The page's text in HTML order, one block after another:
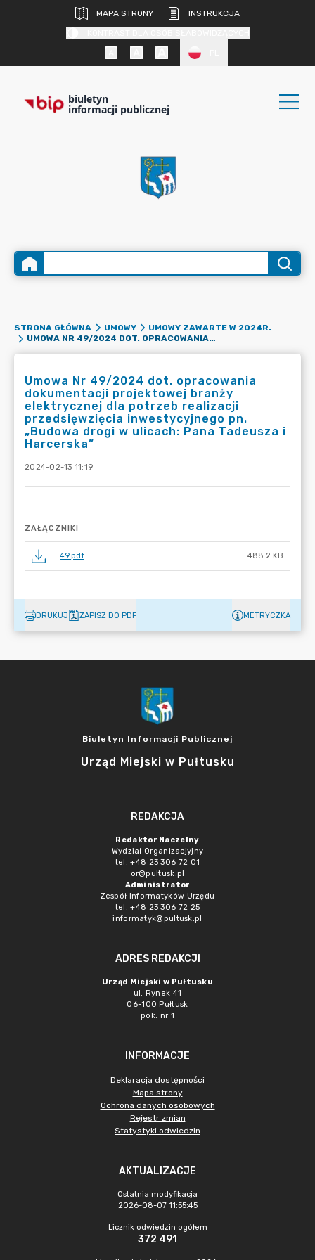
MAPA STRONY
INSTRUKCJA
biuletyn
informacji publicznej
STRONA GŁÓWNA UMOWY
UMOWY ZAWARTE W 2024R.
UMOWA NR 49/2024 DOT. OPRACOWANIA DOKUMENTACJI PROJEKTOWEJ BRANŻY ELEKTRYCZNEJ DLA POTRZEB REALIZACJI PRZEDSIĘWZIĘCIA INWESTYCYJNEGO PN. „BUDOWA DROGI W ULICACH: PANA TADEUSZA I HARCERSKA”
Umowa Nr 49/2024 dot. opracowania
dokumentacji projektowej branży
elektrycznej dla potrzeb realizacji
przedsięwzięcia inwestycyjnego pn.
„Budowa drogi w ulicach: Pana Tadeusza i
Harcerska”
2024-02-13 11:19
ZAŁĄCZNIKI
49.pdf 488.2 KB
DRUKUJ ZAPISZ DO PDF METRYCZKA
Biuletyn Informacji Publicznej
Urząd Miejski w Pułtusku
REDAKCJA
Redaktor Naczelny
Wydział Organizacjyjny
tel. +48 23 306 72 01
or@pultusk.pl
Administrator
Zespół Informatyków Urzędu
tel. +48 23 306 72 25
informatyk@pultusk.pl
ADRES REDAKCJI
Urząd Miejski w Pułtusku
ul. Rynek 41
06-100 Pułtusk
pok. nr 1
INFORMACJE
Deklaracja dostępności
Mapa strony
Ochrona danych osobowych
Rejestr zmian
Statystyki odwiedzin
AKTUALIZACJE
Ostatnia modyfikacja
2026-08-07 11:55:45
Licznik odwiedzin ogółem
372 491